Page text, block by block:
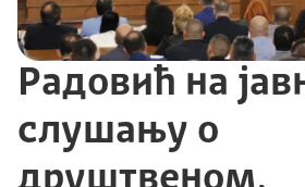
Радовић на
слушању о